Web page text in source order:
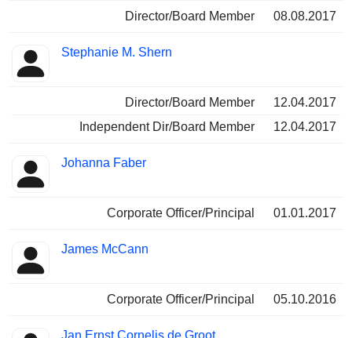
Director/Board Member 08.08.2017
Stephanie M. Shern
Director/Board Member
12.04.2017
Independent Dir/Board Member
12.04.2017
Johanna Faber
Corporate Officer/Principal 01.01.2017
James McCann
Corporate Officer/Principal 05.10.2016